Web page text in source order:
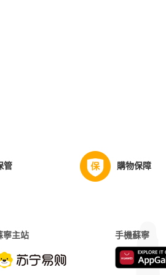
管 購物保障
寧主站 手機蘇寧